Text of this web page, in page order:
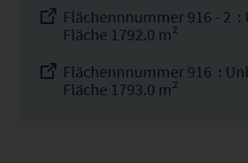
Flächennnummer 916 - 2 :
Fläche 1792.0 m²
Flächennnummer 916 :
Fläche 1793.0 m²